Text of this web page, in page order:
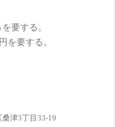
要する。
を要する。
津3丁目33-19